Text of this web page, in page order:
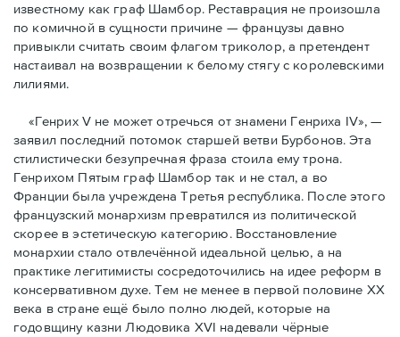
известному как граф Шамбор. Реставрация не произошла
по комичной в сущности причине — французы давно
привыкли считать своим флагoм триколор, а претендент
настаивал на возвращении к белому стягу с королевскими
лилиями.
«Генрих V не может отречься от знамени Генриха IV», —
заявил последний потомок старшей ветви Бурбонов. Эта
стилистически безупречная фраза стоила ему трона.
Генрихом Пятым граф Шамбор так и не стал, а во
Франции была учреждена Третья республика. После этого
французский монархизм превратился из политической
скорее в эстетическую категорию. Восстановление
монархии стало отвлечённой идеальной целью, а на
практике легитимисты сосредоточились на идее реформ в
консервативном духе. Тем не менее в первой половине ХХ
века в стране ещё было полно людей, которые на
годовщину казни Людовика XVI надевали чёрные